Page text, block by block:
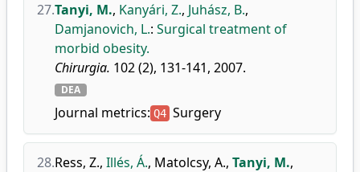
27.Tanyi, M., Kanyári, Z., Juhász, B.,
Damjanovich, L.: Surgical treatment of
morbid obesity.
Chirurgia. 102 (2), 131-141, 2007.
DEA
Journal metrics: Q4 Surgery
28.Ress, Z., Illés, Á., Matolcsy, A., Tanyi, M.,